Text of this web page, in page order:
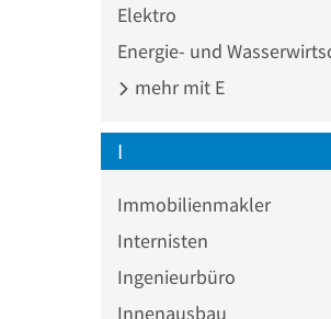
Elektro
mehr mit E
I
Immobilienmakler
Internisten
Ingenieurbüro
Innenausbau